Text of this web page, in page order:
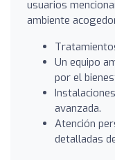
usuarios
ambiente
Un equipo
por el
avanzada.
Atención
detalladas